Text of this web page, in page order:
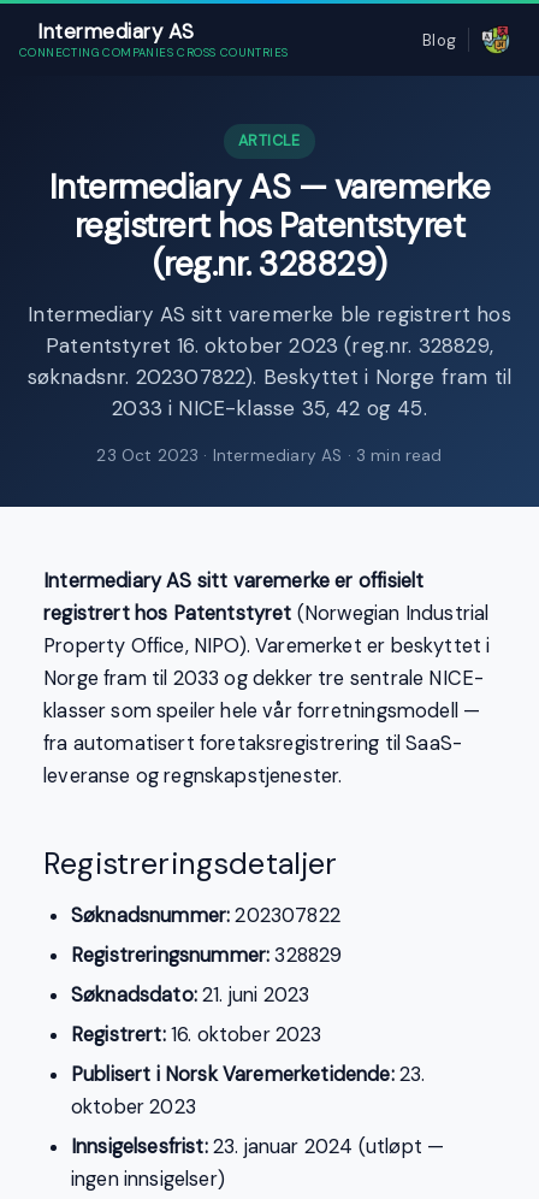
Intermediary AS
CONNECTING COMPANIES CROSS COUNTRIES
Blog
ARTICLE
Intermediary AS — varemerke
registrert hos Patentstyret
(reg.nr. 328829)
Intermediary AS sitt varemerke ble registrert hos
Patentstyret 16. oktober 2023 (reg.nr. 328829,
søknadsnr. 202307822). Beskyttet i Norge fram til
2033 i NICE-klasse 35, 42 og 45.
23 Oct 2023 · Intermediary AS · 3 min read
Intermediary AS sitt varemerke er offisielt
registrert hos Patentstyret (Norwegian Industrial
Property Office, NIPO). Varemerket er beskyttet i
Norge fram til 2033 og dekker tre sentrale NICE-
klasser som speiler hele vår forretningsmodell —
fra automatisert foretaksregistrering til SaaS-
leveranse og regnskapstjenester.
Registreringsdetaljer
Søknadsnummer:202307822
Registreringsnummer:328829
Søknadsdato:21. juni 2023
Registrert:16. oktober 2023
Publisert i Norsk Varemerketidende:23.
oktober 2023
Innsigelsesfrist:23. januar 2024 (utløpt —
ingen innsigelser)